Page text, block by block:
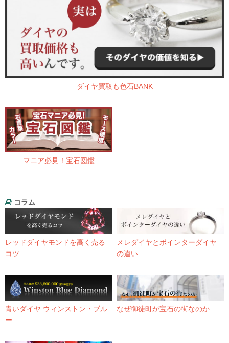
ダイヤ買取も色石BANK
マニア必見！宝石図鑑
コラム
レッドダイヤモンドを高く売る
コツ
メレダイヤとポインターダイヤ
の違い
青いダイヤ ウィンストン・ブル
ー
なぜ御徒町が宝石の街なのか